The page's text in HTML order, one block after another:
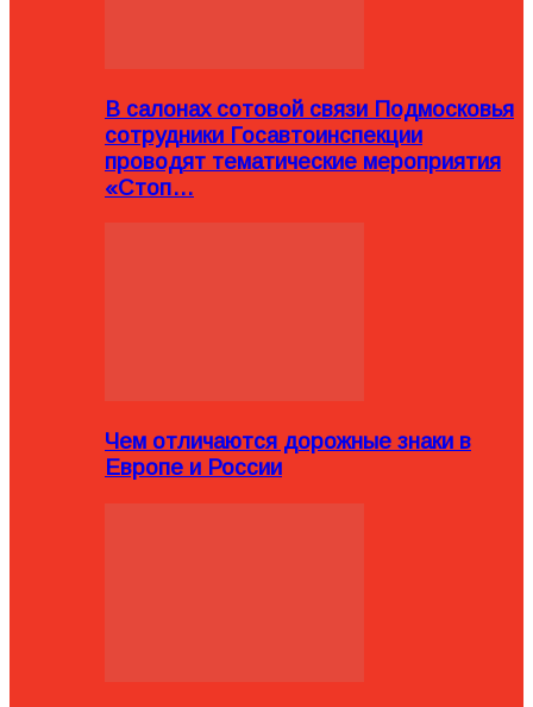
В салонах сотовой связи Подмосковья
сотрудники Госавтоинспекции
проводят тематические мероприятия
«Стоп…
Чем отличаются дорожные знаки в
Европе и России